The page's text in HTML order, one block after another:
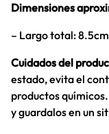
Dimensiones
– Largo total: 8.5cm
Cuidados del
estado, evita el
productos
y guardalos en un